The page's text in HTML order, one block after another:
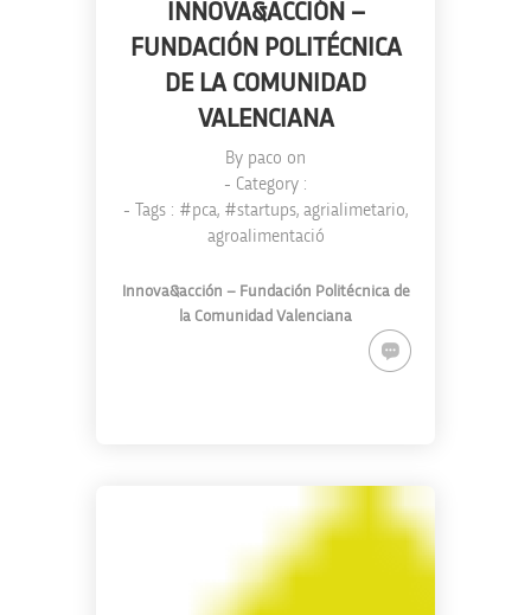
INNOVA&ACCIÓN –
FUNDACIÓN POLITÉCNICA
DE LA COMUNIDAD
VALENCIANA
By paco on
- Category :
- Tags : #pca, #startups, agrialimetario,
agroalimentació
Innova&acción – Fundación Politécnica de
la Comunidad Valenciana